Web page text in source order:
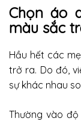
Chọn áo
màu sắc
Hầu hết các
trở ra. Do đó,
sự khác nhau
Thường vào